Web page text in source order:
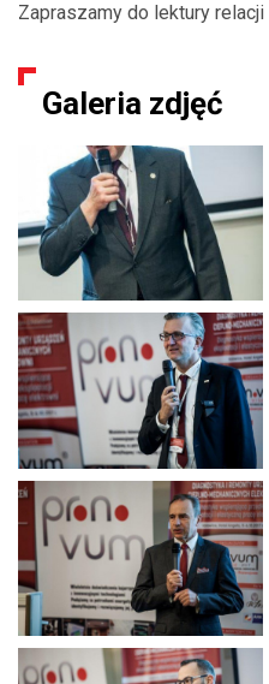
Zapraszamy do lektury
Galeria zdjęć